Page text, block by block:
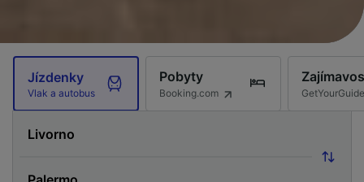
Jízdenky
Vlak a autobus
Pobyty
Booking.com GetYourGuide